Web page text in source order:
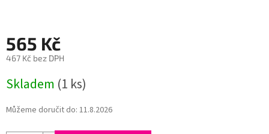
565 Kč
467 Kč bez DPH
cena:
Skladem (1 ks)
Můžeme doručit do: 11.8.2026